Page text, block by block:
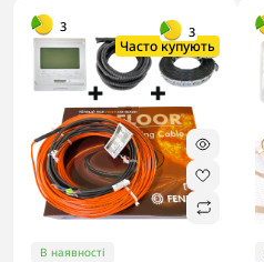
3
-5% в корзині
Часто купують
3
В наявності